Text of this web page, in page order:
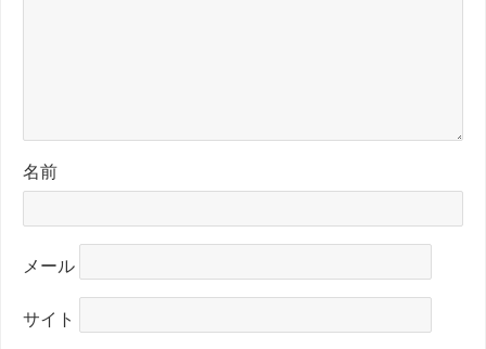
名前
メール
サイト